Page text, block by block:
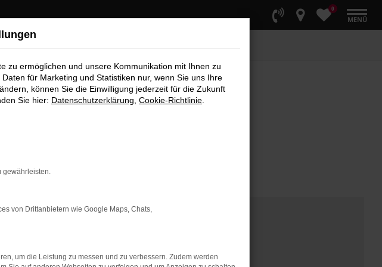
0
MENÜ
zu ermöglichen und unsere Kommunikation mit Ihnen zu
für Marketing und Statistiken nur, wenn Sie uns Ihre
können Sie die Einwilligung jederzeit für die Zukunft
Sie hier: Datenschutzerklärung Cookie-Richtlinie
gewährleisten.
von Drittanbietern wie Google Maps, Chats,
um die Leistung zu messen und zu verbessern. Zudem werden